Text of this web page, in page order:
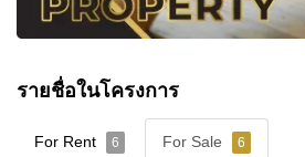
รายชื่อในโครงการ
For Rent 6 For Sale 6